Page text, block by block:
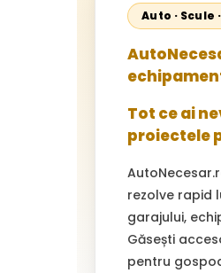
Auto · Scule
Tot ce ai
proiectele
rezolve rapid
garajului,
Găsești
pentru